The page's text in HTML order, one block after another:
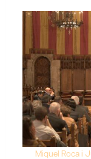
Miquel Roca i